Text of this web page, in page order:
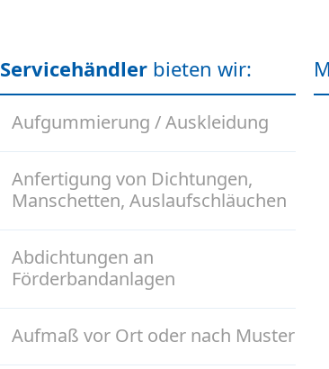
Servicehändler bieten wir:
Aufgummierung / Auskleidung
Anfertigung von Dichtungen,
Manschetten, Auslaufschläuchen
Abdichtungen an
Förderbandanlagen
Aufmaß vor Ort oder nach Muster